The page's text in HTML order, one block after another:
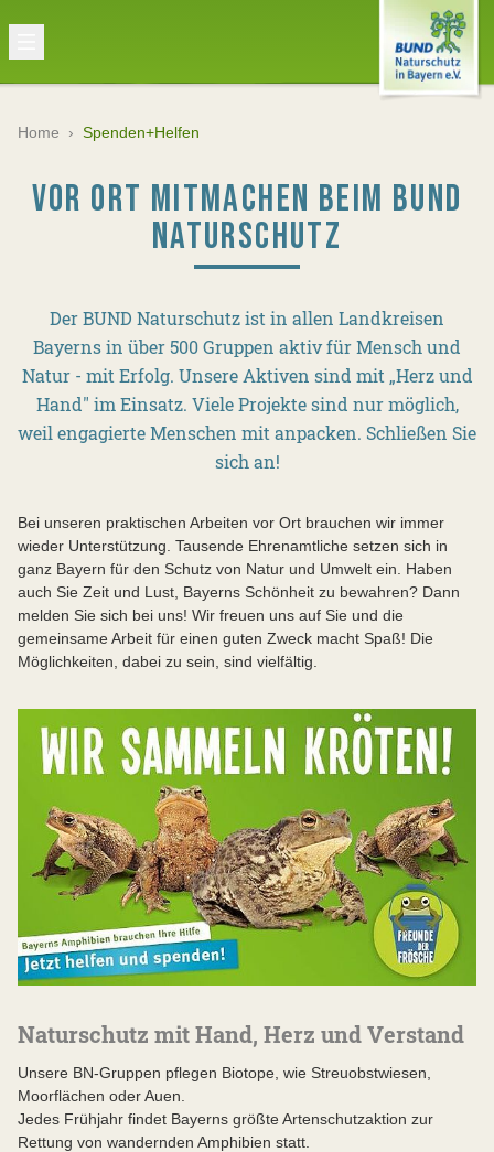
Home › Spenden+Helfen
VOR ORT MITMACHEN BEIM BUND
NATURSCHUTZ
Der BUND Naturschutz ist in allen Landkreisen
Bayerns in über 500 Gruppen aktiv für Mensch und
Natur - mit Erfolg. Unsere Aktiven sind mit „Herz und
Hand" im Einsatz. Viele Projekte sind nur möglich,
weil engagierte Menschen mit anpacken. Schließen Sie
sich an!
Bei unseren praktischen Arbeiten vor Ort brauchen wir immer
wieder Unterstützung. Tausende Ehrenamtliche setzen sich in
ganz Bayern für den Schutz von Natur und Umwelt ein. Haben
auch Sie Zeit und Lust, Bayerns Schönheit zu bewahren? Dann
melden Sie sich bei uns! Wir freuen uns auf Sie und die
gemeinsame Arbeit für einen guten Zweck macht Spaß! Die
Möglichkeiten, dabei zu sein, sind vielfältig.
Naturschutz mit Hand, Herz und Verstand
Unsere BN-Gruppen pflegen Biotope, wie Streuobstwiesen,
Moorflächen oder Auen.
Jedes Frühjahr findet Bayerns größte Artenschutzaktion zur
Rettung von wandernden Amphibien statt.